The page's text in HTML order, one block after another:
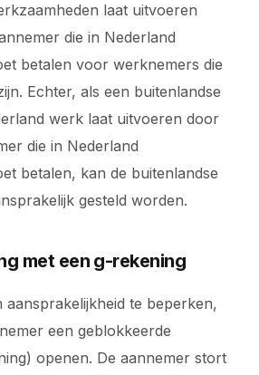
laat uitvoeren
die in Nederland
betalen voor werknemers die
Echter, als een buitenlandse
werk laat uitvoeren door
die in Nederland
betalen, kan de buitenlandse
gesteld worden.
met een g-rekening
aansprakelijkheid te beperken,
een geblokkeerde
openen. De aannemer stort